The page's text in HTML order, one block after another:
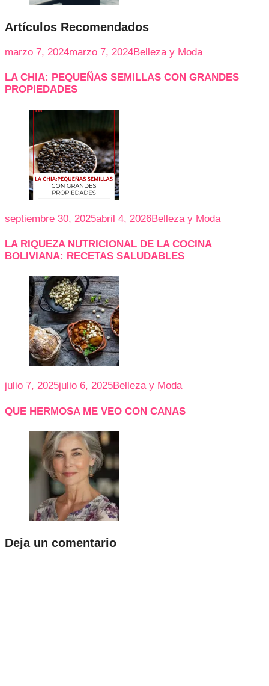
Artículos Recomendados
marzo 7, 2024marzo 7, 2024Belleza y Moda
LA CHIA: PEQUEÑAS SEMILLAS CON GRANDES
PROPIEDADES
septiembre 30, 2025abril 4, 2026Belleza y Moda
LA RIQUEZA NUTRICIONAL DE LA COCINA
BOLIVIANA: RECETAS SALUDABLES
julio 7, 2025julio 6, 2025Belleza y Moda
QUE HERMOSA ME VEO CON CANAS
Deja un comentario